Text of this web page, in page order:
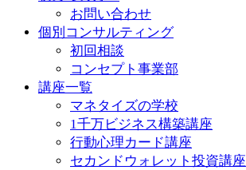
お問い合わせ
個別コンサルティング
初回相談
コンセプト事業部
講座一覧
マネタイズの学校
1千万ビジネス構築講座
行動心理カード講座
セカンドウォレット投資講座